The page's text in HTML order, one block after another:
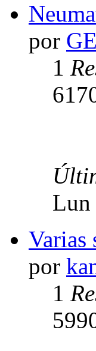
por
1
Lun
Varias
por
1